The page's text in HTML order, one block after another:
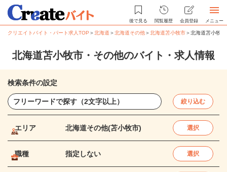
後で見る 閲覧履歴 会員登録 メニュー
クリエイトバイト・パート求人TOP ＞北海道 ＞北海道その他＞北海道苫小牧市＞北海道苫小牧
北海道苫小牧市・その他のバイト・求人情報
検索条件の設定
絞り込む
エリア 北海道その他(苫小牧市) 選択
職種 指定しない 選択